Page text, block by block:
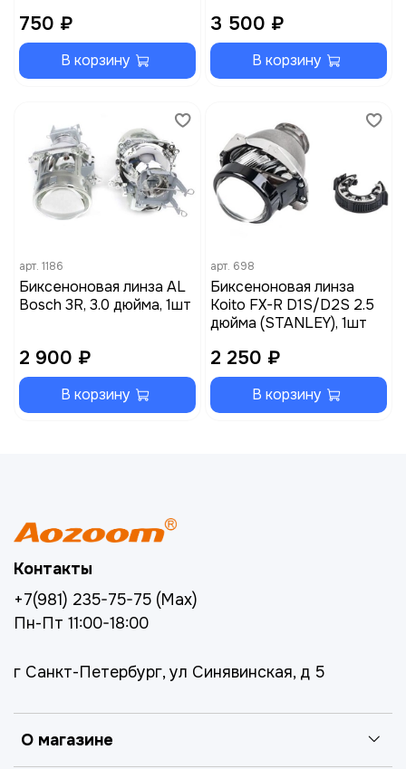
750 ₽
В корзину
3 500 ₽
В корзину
арт. 1186
Биксеноновая линза AL
Bosch 3R, 3.0 дюйма, 1шт
2 900 ₽
В корзину
арт. 698
Биксеноновая линза
Koito FX-R D1S/D2S 2.5
дюйма (STANLEY), 1шт
2 250 ₽
В корзину
О магазине
Контакты
+7(981) 235-75-75 (Max)
Пн-Пт 11:00-18:00
г Санкт-Петербург, ул Синявинская, д 5